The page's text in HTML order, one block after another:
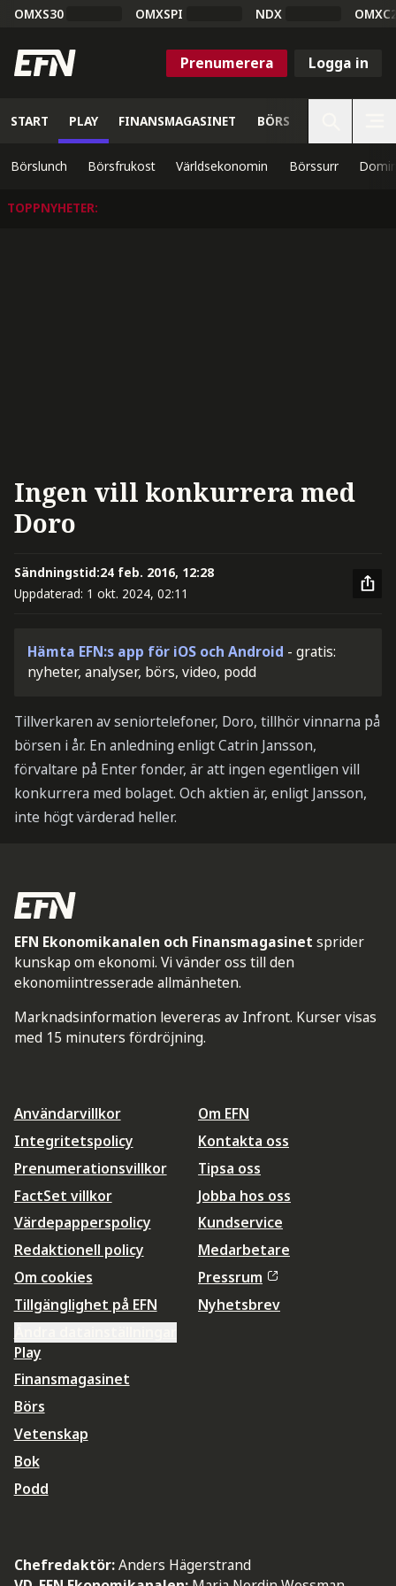
OMXS30 OMXSPI NDX
Prenumerera Logga in
START PLAY FINANSMAGASINET BÖRS
Börslunch Börsfrukost Världsekonomin Börssurr
TOPPNYHETER:
Ingen vill konkurrera med
Doro
Sändningstid:24 feb. 2016, 12:28
Uppdaterad: 1 okt. 2024, 02:11
Hämta EFN:s app för iOS och Android - gratis:
nyheter, analyser, börs, video, podd
Tillverkaren av seniortelefoner, Doro, tillhör vinnarna på
börsen i år. En anledning enligt Catrin Jansson,
förvaltare på Enter fonder, är att ingen egentligen vill
konkurrera med bolaget. Och aktien är, enligt Jansson,
inte högt värderad heller.
EFN Ekonomikanalen och Finansmagasinet sprider
kunskap om ekonomi. Vi vänder oss till den
ekonomiintresserade allmänheten.
Marknadsinformation levereras av Infront. Kurser visas
med 15 minuters fördröjning.
Användarvillkor
Integritetspolicy
Prenumerationsvillkor
FactSet villkor
Värdepapperspolicy
Redaktionell policy
Om cookies
Tillgänglighet på EFN
Om EFN
Kontakta oss
Tipsa oss
Jobba hos oss
Kundservice
Medarbetare
Pressrum
Nyhetsbrev
Play
Finansmagasinet
Börs
Vetenskap
Bok
Podd
Chefredaktör:Anders Hägerstrand